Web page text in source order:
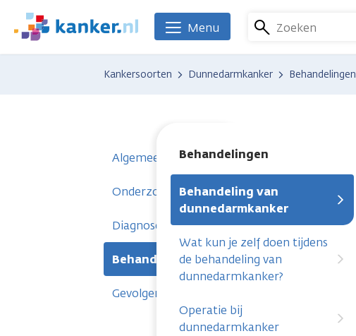
naar
We
zijn
Zoeken
Menu
Kankersoorten Dunnedarmkanker Behandelingen
Algemeen
Onderzoeken
Diagnose
Behandelingen
Behandelingen
Behandeling van
dunnedarmkanker
Wat kun je zelf doen tijdens
de behandeling van
dunnedarmkanker?
Operatie bij
dunnedarmkanker
Gevolgen